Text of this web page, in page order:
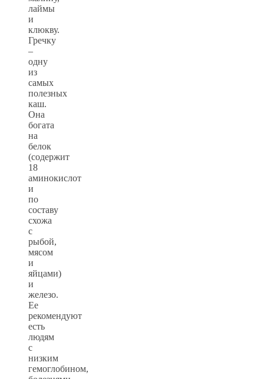
лаймы
и
клюкву.
Гречку
–
одну
из
самых
полезных
каш.
Она
богата
на
белок
(содержит
18
аминокислот
и
по
составу
схожа
с
рыбой,
мясом
и
яйцами)
и
железо.
Ее
рекомендуют
есть
людям
с
низким
гемоглобином,